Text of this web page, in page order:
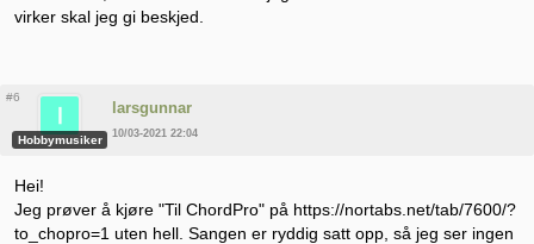
virker skal jeg gi beskjed.
#6
Hobbymusiker
larsgunnar
10/03-2021 22:04
Hei!
Jeg prøver å kjøre "Til ChordPro" på https://nortabs.net/tab/7600/?
to_chopro=1 uten hell. Sangen er ryddig satt opp, så jeg ser ingen